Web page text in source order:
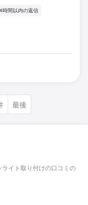
時間以内の返信
最後
イト取り付けの口コミの